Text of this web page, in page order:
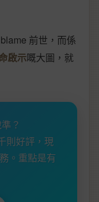
前世，而係
啟示嘅大圖，就
？
則好評，現
。重點是有